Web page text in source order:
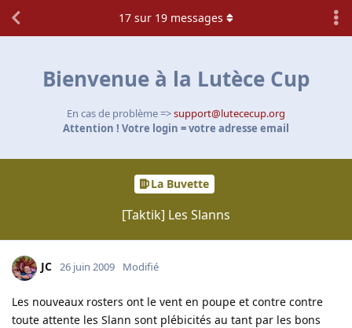
Bienvenue à la Lutèce Cup
En cas de problème =>support@lutececup.org
Attention ! Votre login = votre adresse email
La Buvette
[Taktik] Les Slanns
17 sur 19 messages
JC 26 juin 2009 Modifié
Les nouveaux rosters ont le vent en poupe et contre contre
toute attente les Slann sont plébicités au tant par les bons